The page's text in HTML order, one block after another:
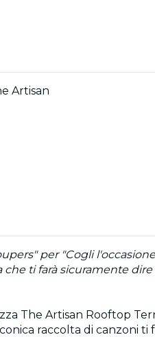
Artisan
per "Cogli
che ti farà sicuramente
The Artisan Rooftop
raccolta di canzoni